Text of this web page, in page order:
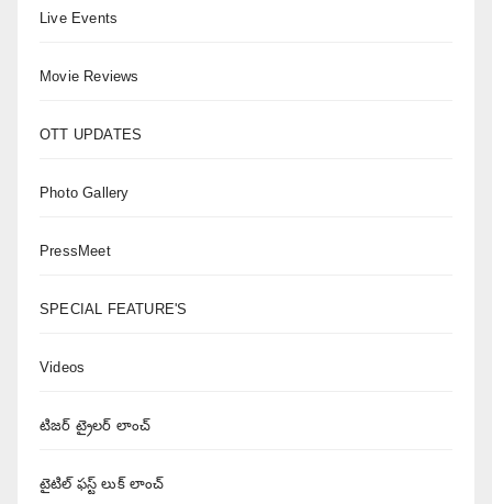
Live Events
Movie Reviews
OTT UPDATES
Photo Gallery
PressMeet
SPECIAL FEATURE'S
Videos
టిజర్ ట్రైలర్ లాంచ్
టైటిల్ ఫస్ట్ లుక్ లాంచ్